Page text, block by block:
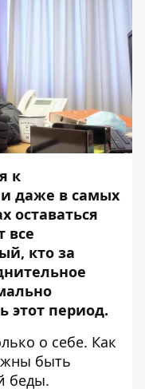
к
даже в самых
оставаться
все
кто за
этот период.
о себе. Как
быть
беды.